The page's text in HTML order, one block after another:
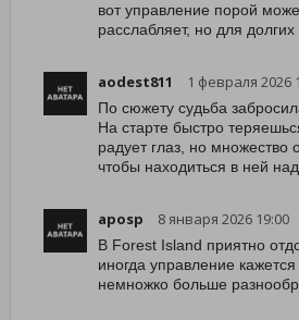
вот управление порой
расслабляет, но для
aodest811 1 февраля 2026
По сюжету судьба
На старте быстро
радует глаз, но множество
чтобы находиться в ней
aposp 8 января 2026 19:00
В Forest Island приятно
иногда управление
немножко больше